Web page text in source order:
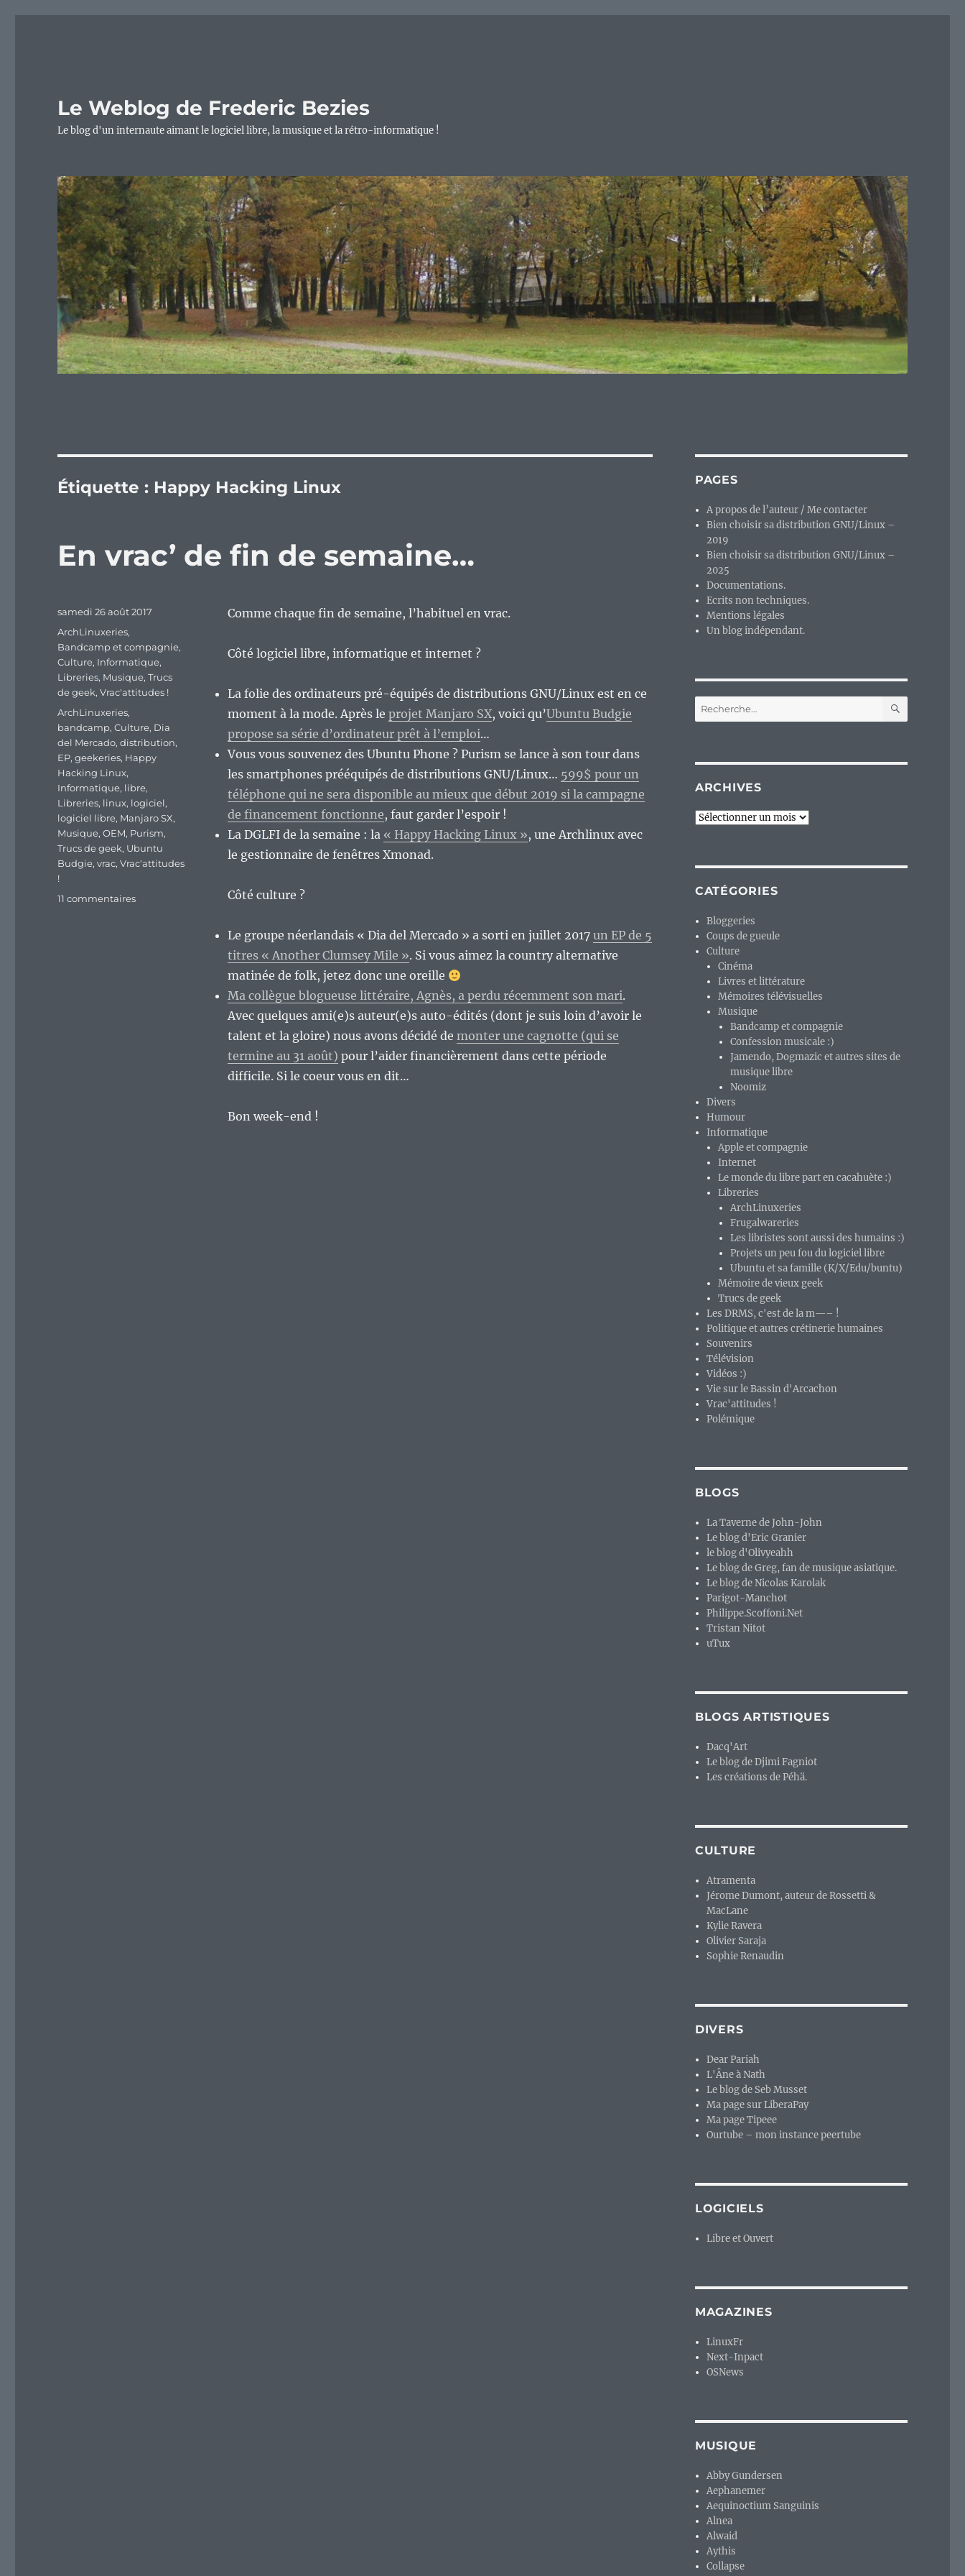
Le Weblog de Frederic Bezies
Le blog d'un internaute aimant le logiciel libre, la musique et la rétro-informatique !
Étiquette : Happy Hacking Linux
En vrac’ de fin de semaine…
Comme chaque fin de semaine, l’habituel en vrac.
Côté logiciel libre, informatique et internet ?
La folie des ordinateurs pré-équipés de distributions GNU/Linux est en ce
moment à la mode. Après le projet Manjaro SX, voici qu’Ubuntu Budgie
propose sa série d’ordinateur prêt à l’emploi…
Vous vous souvenez des Ubuntu Phone ? Purism se lance à son tour dans
les smartphones prééquipés de distributions GNU/Linux… 599$ pour un
téléphone qui ne sera disponible au mieux que début 2019 si la campagne
de financement fonctionne, faut garder l’espoir !
La DGLFI de la semaine : la « Happy Hacking Linux », une Archlinux avec
le gestionnaire de fenêtres Xmonad.
Côté culture ?
Le groupe néerlandais « Dia del Mercado » a sorti en juillet 2017 un EP de 5
titres « Another Clumsey Mile ». Si vous aimez la country alternative
matinée de folk, jetez donc une oreille
Ma collègue blogueuse littéraire, Agnès, a perdu récemment son mari.
Avec quelques ami(e)s auteur(e)s auto-édités (dont je suis loin d’avoir le
talent et la gloire) nous avons décidé de monter une cagnotte (qui se
termine au 31 août) pour l’aider financièrement dans cette période
difficile. Si le coeur vous en dit…
Bon week-end !
Publié
samedi 26 août 2017
Catégories
ArchLinuxeries,
Bandcamp et compagnie,
Culture, Informatique,
Libreries, Musique,Trucs
de geek,Vrac'attitudes !
Étiquettes
ArchLinuxeries,
bandcamp,Culture, Dia
del Mercado,distribution,
EP,geekeries, Happy
Hacking Linux,
Informatique, libre,
Libreries, linux, logiciel,
logiciel libre, Manjaro SX,
Musique,OEM, Purism,
Trucs de geek, Ubuntu
Budgie,vrac,Vrac'attitudes
!
11 commentairessur
PAGES
A propos de l’auteur / Me contacter
Bien choisir sa distribution GNU/Linux –
2019
Bien choisir sa distribution GNU/Linux –
2025
Documentations.
Ecrits non techniques.
Mentions légales
Un blog indépendant.
Recherche
pour :
ARCHIVES
Archives
CATÉGORIES
Bloggeries
Coups de gueule
Culture
Cinéma
Livres et littérature
Mémoires télévisuelles
Musique
Bandcamp et compagnie
Confession musicale :)
Jamendo, Dogmazic et autres sites de
musique libre
Noomiz
Divers
Humour
Informatique
Apple et compagnie
Internet
Le monde du libre part en cacahuète :)
Libreries
ArchLinuxeries
Frugalwareries
Les libristes sont aussi des humains :)
Projets un peu fou du logiciel libre
Ubuntu et sa famille (K/X/Edu/buntu)
Mémoire de vieux geek
Trucs de geek
Les DRMS, c'est de la m—– !
Politique et autres crétinerie humaines
Souvenirs
Télévision
Vidéos :)
Vie sur le Bassin d'Arcachon
Vrac'attitudes !
Polémique
BLOGS
La Taverne de John-John
Le blog d'Eric Granier
le blog d'Olivyeahh
Le blog de Greg, fan de musique asiatique.
Le blog de Nicolas Karolak
Parigot-Manchot
Philippe.Scoffoni.Net
Tristan Nitot
uTux
BLOGS ARTISTIQUES
Dacq'Art
Le blog de Djimi Fagniot
Les créations de Péhä.
CULTURE
Atramenta
Jérome Dumont, auteur de Rossetti &
MacLane
Kylie Ravera
Olivier Saraja
Sophie Renaudin
DIVERS
Dear Pariah
L'Âne à Nath
Le blog de Seb Musset
Ma page sur LiberaPay
Ma page Tipeee
Ourtube – mon instance peertube
LOGICIELS
Libre et Ouvert
MAGAZINES
LinuxFr
Next-Inpact
OSNews
MUSIQUE
Abby Gundersen
Aephanemer
Aequinoctium Sanguinis
Alnea
Alwaid
Aythis
Collapse